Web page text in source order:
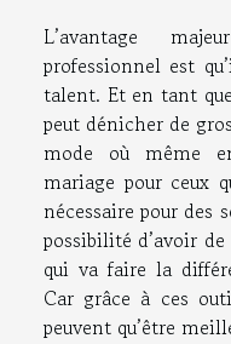
L’avantage
professionnel est
talent. Et en tant
peut dénicher de
mode où même
mariage pour ceux
nécessaire pour des
possibilité d’avoir
qui va faire la
Car grâce à ces
peuvent qu’être